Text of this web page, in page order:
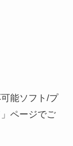
能ソフト/プ
」ページでご